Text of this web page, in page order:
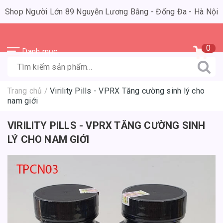
Shop Người Lớn 89 Nguyễn Lương Bằng - Đống Đa - Hà Nội
Danh mục 0
Trang chủ / Virility Pills - VPRX Tăng cường sinh lý cho
nam giới
VIRILITY PILLS - VPRX TĂNG CƯỜNG SINH
LÝ CHO NAM GIỚI